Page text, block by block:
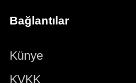
Bağlantılar
Künye
KVKK